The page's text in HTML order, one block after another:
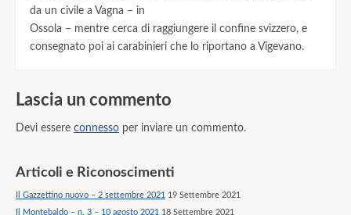
da un civile a Vagna – in
Ossola – mentre cerca di raggiungere il confine svizzero, e
consegnato poi ai carabinieri che lo riportano a Vigevano.
Lascia un commento
Devi essere connesso per inviare un commento.
Articoli e Riconoscimenti
Il Gazzettino nuovo – 2 settembre 2021 19 Settembre 2021
Il Montebaldo – n. 3 – 10 agosto 2021 18 Settembre 2021